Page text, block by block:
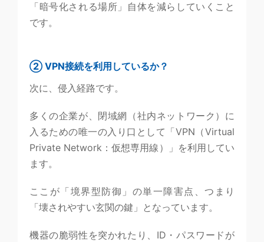
「暗号化される場所」自体を減らしていくこと
です。
② VPN接続を利用しているか？
次に、侵入経路です。
多くの企業が、閉域網（社内ネットワーク）に
入るための唯一の入り口として「VPN（Virtual
Private Network：仮想専用線）」を利用してい
ます。
ここが「境界型防御」の単一障害点、つまり
「壊されやすい玄関の鍵」となっています。
機器の脆弱性を突かれたり、ID・パスワードが